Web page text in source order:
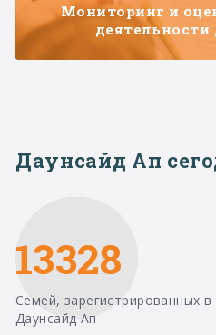
Мониторинг и
Даунсайд Ап
13328
Семей, зарегистрированных
Даунсайд Ап